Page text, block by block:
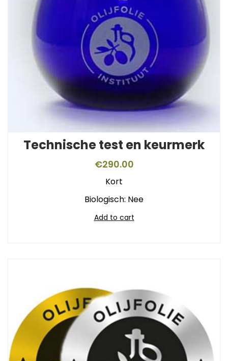
Technische test en keurmerk
€290.00
Kort
Biologisch: Nee
Add to cart